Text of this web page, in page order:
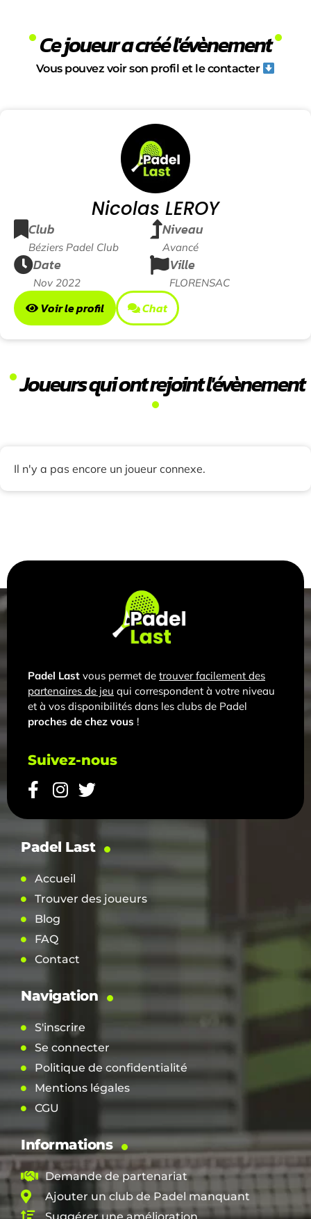
Ce joueur a créé l'évènement
Vous pouvez voir son profil et le contacter
Nicolas LEROY
Club
Béziers Padel Club
Niveau
Avancé
Date
Nov 2022
Ville
FLORENSAC
Voir le profil Chat
Joueurs qui ont rejoint l'évènement
Il n'y a pas encore un joueur connexe.
Padel Last vous permet de trouver facilement des
partenaires de jeu qui correspondent à votre niveau
et à vos disponibilités dans les clubs de Padel
proches de chez vous !
Suivez-nous
Padel Last
Accueil
Trouver des joueurs
Blog
FAQ
Contact
Navigation
S'inscrire
Se connecter
Politique de confidentialité
Mentions légales
CGU
Informations
Demande de partenariat
Ajouter un club de Padel manquant